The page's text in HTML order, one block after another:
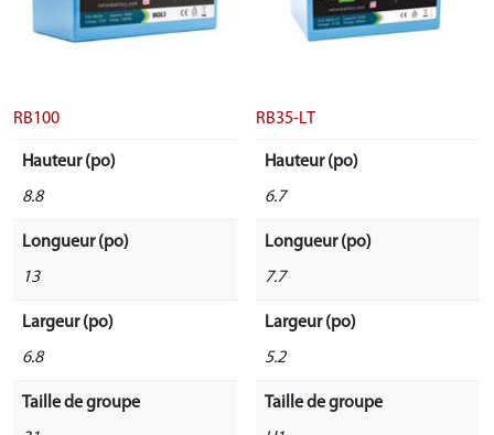
RB100
Hauteur (po)
8.8
Longueur (po)
13
Largeur (po)
6.8
Taille de groupe
RB35-LT
Hauteur (po)
6.7
Longueur (po)
7.7
Largeur (po)
5.2
Taille de groupe